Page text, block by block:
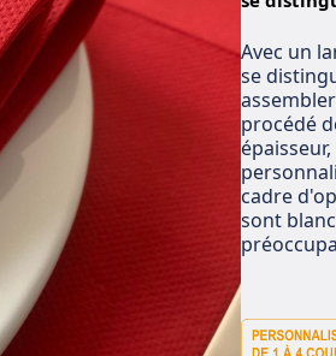
Avec un
se
procédé
cadre
sont